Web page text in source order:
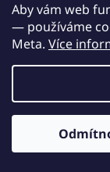
Aby vám web
— používáme
Meta. Více
Iva Procházková
Ivan Renč 1